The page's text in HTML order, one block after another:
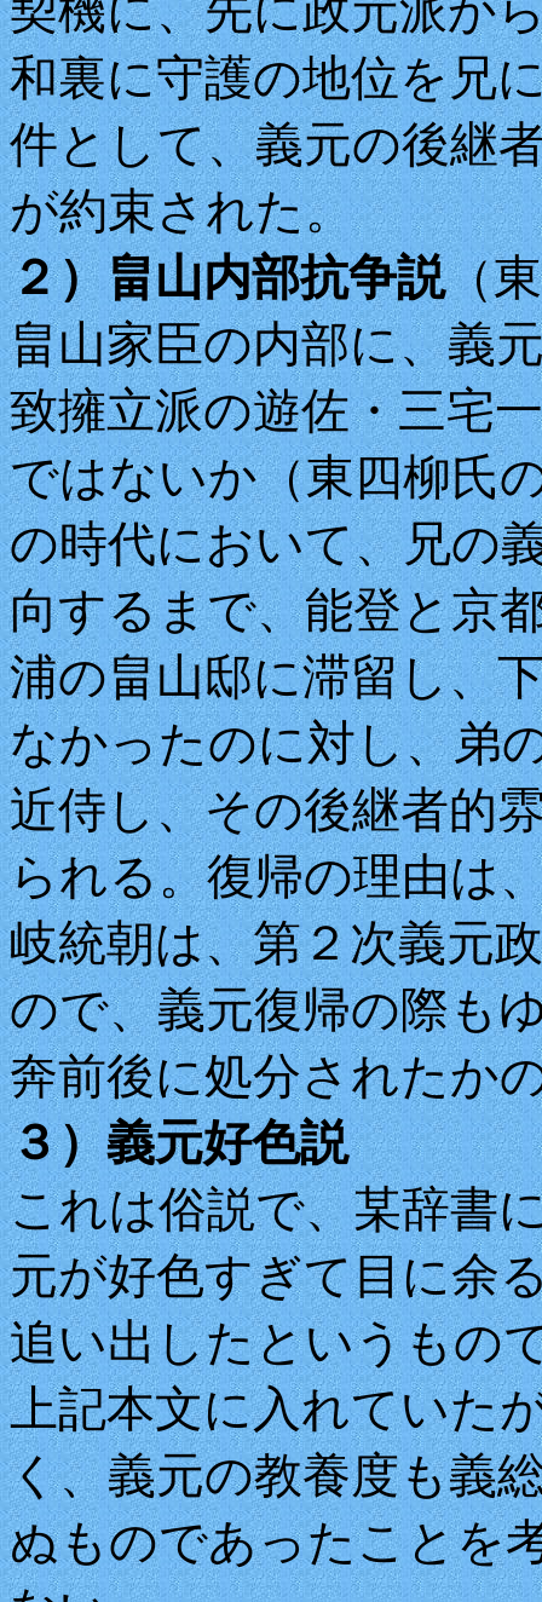
契機に、先に政元派か
和裏に守護の地位を兄
件として、義元の後継
が約束された。
２）畠山内部抗争説（
畠山家臣の内部に、義
致擁立派の遊佐・三宅
ではないか（東四柳氏
の時代において、兄の
向するまで、能登と京
浦の畠山邸に滞留し、
なかったのに対し、弟
近侍し、その後継者的
られる。復帰の理由は
岐統朝は、第２次義元
ので、義元復帰の際も
奔前後に処分されたか
３）義元好色説
これは俗説で、某辞書
元が好色すぎて目に余
追い出したというもの
上記本文に入れていた
く、義元の教養度も義
ぬものであったことを